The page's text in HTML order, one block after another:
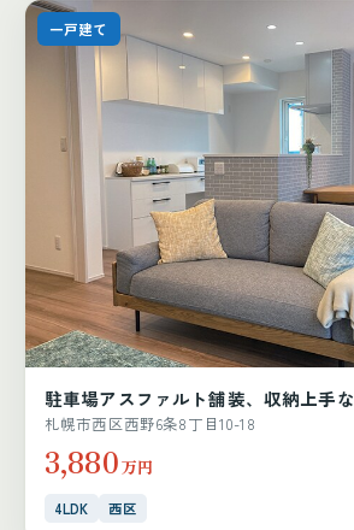
一戸建て
駐車場アスファルト舗装、収納上手な
札幌市西区西野6条8丁目10-18
3,880万円
4LDK 西区